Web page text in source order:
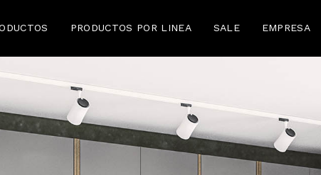
PRODUCTOS POR LINEA SALE EMPRESA